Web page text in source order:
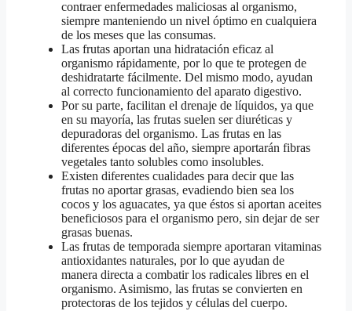
contraer enfermedades maliciosas al organismo,
siempre manteniendo un nivel óptimo en cualquiera
de los meses que las consumas.
Las frutas aportan una hidratación eficaz al
organismo rápidamente, por lo que te protegen de
deshidratarte fácilmente. Del mismo modo, ayudan
al correcto funcionamiento del aparato digestivo.
Por su parte, facilitan el drenaje de líquidos, ya que
en su mayoría, las frutas suelen ser diuréticas y
depuradoras del organismo. Las frutas en las
diferentes épocas del año, siempre aportarán fibras
vegetales tanto solubles como insolubles.
Existen diferentes cualidades para decir que las
frutas no aportar grasas, evadiendo bien sea los
cocos y los aguacates, ya que éstos si aportan aceites
beneficiosos para el organismo pero, sin dejar de ser
grasas buenas.
Las frutas de temporada siempre aportaran vitaminas
antioxidantes naturales, por lo que ayudan de
manera directa a combatir los radicales libres en el
organismo. Asimismo, las frutas se convierten en
protectoras de los tejidos y células del cuerpo.